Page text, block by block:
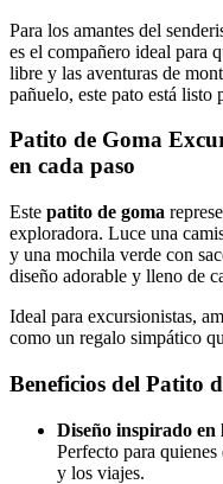
Para los amantes del
es el compañero ideal para
libre y las aventuras de
pañuelo, este pato está listo
Patito de Goma
en cada paso
Este patito de goma
exploradora. Luce una
y una mochila verde con
diseño adorable y lleno de
Ideal para excursionistas,
como un regalo simpático
Beneficios del Patito
Diseño inspirado en
Perfecto para
y los viajes.